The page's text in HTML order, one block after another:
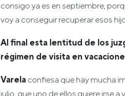
consigo ya es en septiembre,
voy a conseguir recuperar esos
Al final esta lentitud de los
régimen de visita en
Varela confiesa que hay mucha
julio, que uno de ellos quiere irse a